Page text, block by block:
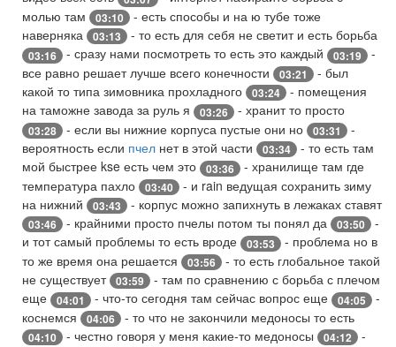
молью там
03:10
- есть способы и на ю тубе тоже
наверняка
03:13 - то есть для себя не светит и есть борьба
03:16 - сразу нами посмотреть то есть это каждый 03:19
-
все равно решает лучше всего конечности
03:21
- был
какой то типа зимовника прохладного
03:24
- помещения
на таможне завода за руль я
03:26 - хранит то просто
03:28 - если вы нижние корпуса пустые они но 03:31
-
вероятность если пчел нет в этой части 03:34
- то есть там
мой быстрее kse есть чем это
03:36
- хранилище там где
температура пахло
03:40
- и rain ведущая сохранить зиму
на нижний
03:43 - корпус можно запихнуть в лежаках ставят
03:46 - крайними просто пчелы потом ты понял да 03:50
-
и тот самый проблемы то есть вроде
03:53
- проблема но в
то же время она решается
03:56
- то есть глобальное такой
не существует 03:59
- там по сравнению с борьба с плечом
еще
04:01 - что-то сегодня там сейчас вопрос еще 04:05
-
коснемся
04:06 - то что не закончили медоносы то есть
04:10 - честно говоря у меня какие-то медоносы 04:12
-